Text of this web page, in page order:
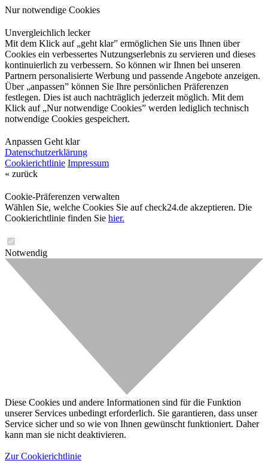
Nur notwendige Cookies
Unvergleichlich lecker
Mit dem Klick auf „geht klar” ermöglichen Sie uns Ihnen über
Cookies ein verbessertes Nutzungserlebnis zu servieren und dieses
kontinuierlich zu verbessern. So können wir Ihnen bei unseren
Partnern personalisierte Werbung und passende Angebote anzeigen.
Über „anpassen” können Sie Ihre persönlichen Präferenzen
festlegen. Dies ist auch nachträglich jederzeit möglich. Mit dem
Klick auf „Nur notwendige Cookies” werden lediglich technisch
notwendige Cookies gespeichert.
Anpassen Geht klar
Datenschutzerklärung
Cookierichtlinie Impressum
« zurück
Cookie-Präferenzen verwalten
Wählen Sie, welche Cookies Sie auf check24.de akzeptieren. Die
Cookierichtlinie finden Sie hier.
Notwendig
Diese Cookies und andere Informationen sind für die Funktion
unserer Services unbedingt erforderlich. Sie garantieren, dass unser
Service sicher und so wie von Ihnen gewünscht funktioniert. Daher
kann man sie nicht deaktivieren.
Zur Cookierichtlinie